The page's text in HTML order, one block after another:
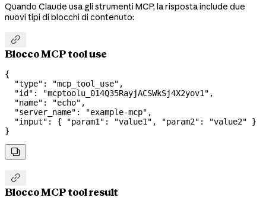
Quando Claude usa gli strumenti MCP, la risposta include due
nuovi tipi di blocchi di contenuto:

Blocco MCP tool use
{
  "type"
: "mcp_tool_use" ,
  "id"
: "mcptoolu_014Q35RayjACSWkSj4X2yov1" ,
  "name"
: "echo" ,
  "server_name"
: "example-mcp" ,
  "input"
: { "param1" : "value1" , "param2" : "value2" }
}


Blocco MCP tool result